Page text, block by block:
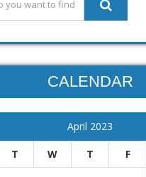
CALENDAR
April 2023
T W T F